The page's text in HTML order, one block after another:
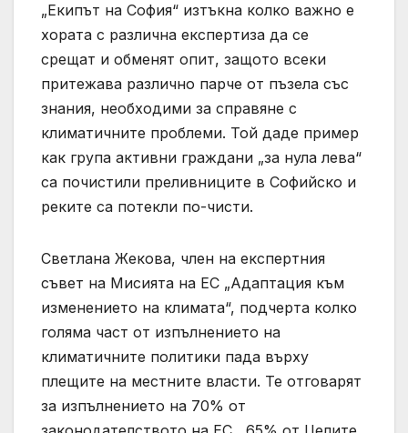
„Екипът на София“ изтъкна колко важно е
хората с различна експертиза да се
срещат и обменят опит, защото всеки
притежава различно парче от пъзела със
знания, необходими за справяне с
климатичните проблеми. Той даде пример
как група активни граждани „за нула лева“
са почистили преливниците в Софийско и
реките са потекли по-чисти.
Светлана Жекова, член на експертния
съвет на Мисията на ЕС „Адаптация към
изменението на климата“, подчерта колко
голяма част от изпълнението на
климатичните политики пада върху
плещите на местните власти. Те отговарят
за изпълнението на 70% от